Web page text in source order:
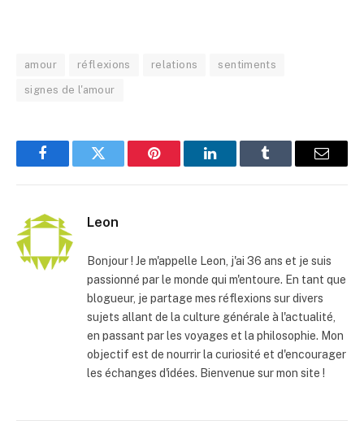
amour réflexions relations sentiments
signes de l'amour
FacebookTwitter Pinterest LinkedInTumblr
E-
Leon
Bonjour ! Je m'appelle Leon, j'ai 36 ans et je suis
passionné par le monde qui m'entoure. En tant que
blogueur, je partage mes réflexions sur divers
sujets allant de la culture générale à l'actualité,
en passant par les voyages et la philosophie. Mon
objectif est de nourrir la curiosité et d'encourager
les échanges d'idées. Bienvenue sur mon site !